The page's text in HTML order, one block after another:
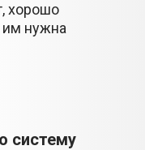
хорошо
им нужна
систему